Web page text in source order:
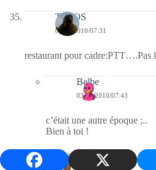
TELOS
03/03/2010/07:31
restaurant pour cadre:PTT….Pas
Belbe
03/03/2010/07:43
c’était une autre époque ;..
Bien à toi !
Tagazou